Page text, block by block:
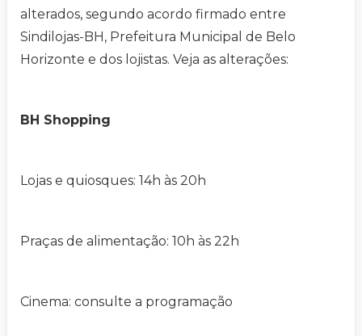
alterados, segundo acordo firmado entre
Sindilojas-BH, Prefeitura Municipal de Belo
Horizonte e dos lojistas. Veja as alterações:
BH Shopping
Lojas e quiosques: 14h às 20h
Praças de alimentação: 10h às 22h
Cinema: consulte a programação